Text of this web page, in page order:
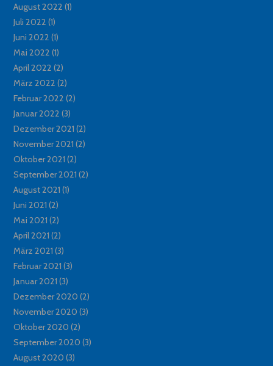
August 2022 (1)
Juli 2022 (1)
Juni 2022 (1)
Mai 2022 (1)
April 2022 (2)
März 2022 (2)
Februar 2022 (2)
Januar 2022 (3)
Dezember 2021 (2)
November 2021 (2)
Oktober 2021 (2)
September 2021 (2)
August 2021 (1)
Juni 2021 (2)
Mai 2021 (2)
April 2021 (2)
März 2021 (3)
Februar 2021 (3)
Januar 2021 (3)
Dezember 2020 (2)
November 2020 (3)
Oktober 2020 (2)
September 2020 (3)
August 2020 (3)